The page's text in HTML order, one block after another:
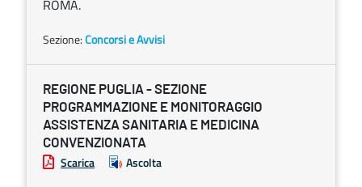
ROMA.
Sezione:Concorsi e Avvisi
REGIONE PUGLIA - SEZIONE
PROGRAMMAZIONE E MONITORAGGIO
ASSISTENZA SANITARIA E MEDICINA
CONVENZIONATA
Scarica Ascolta